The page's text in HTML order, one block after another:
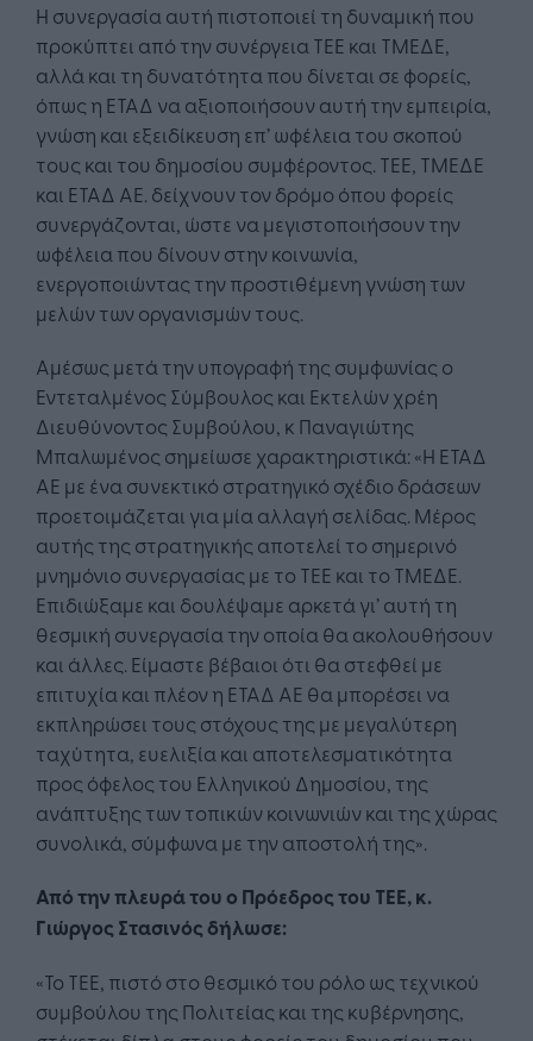
Η συνεργασία αυτή πιστοποιεί τη δυναμική που
προκύπτει από την συνέργεια ΤΕΕ και ΤΜΕΔΕ,
αλλά και τη δυνατότητα που δίνεται σε φορείς,
όπως η ΕΤΑΔ να αξιοποιήσουν αυτή την εμπειρία,
γνώση και εξειδίκευση επ’ ωφέλεια του σκοπού
τους και του δημοσίου συμφέροντος. ΤΕΕ, ΤΜΕΔΕ
και ΕΤΑΔ ΑΕ. δείχνουν τον δρόμο όπου φορείς
συνεργάζονται, ώστε να μεγιστοποιήσουν την
ωφέλεια που δίνουν στην κοινωνία,
ενεργοποιώντας την προστιθέμενη γνώση των
μελών των οργανισμών τους.
Αμέσως μετά την υπογραφή της συμφωνίας ο
Εντεταλμένος Σύμβουλος και Εκτελών χρέη
Διευθύνοντος Συμβούλου, κ Παναγιώτης
Μπαλωμένος σημείωσε χαρακτηριστικά: «Η ΕΤΑΔ
ΑΕ με ένα συνεκτικό στρατηγικό σχέδιο δράσεων
προετοιμάζεται για μία αλλαγή σελίδας. Μέρος
αυτής της στρατηγικής αποτελεί το σημερινό
μνημόνιο συνεργασίας με το ΤΕΕ και το ΤΜΕΔΕ.
Επιδιώξαμε και δουλέψαμε αρκετά γι’ αυτή τη
θεσμική συνεργασία την οποία θα ακολουθήσουν
και άλλες. Είμαστε βέβαιοι ότι θα στεφθεί με
επιτυχία και πλέον η ΕΤΑΔ ΑΕ θα μπορέσει να
εκπληρώσει τους στόχους της με μεγαλύτερη
ταχύτητα, ευελιξία και αποτελεσματικότητα
προς όφελος του Ελληνικού Δημοσίου, της
ανάπτυξης των τοπικών κοινωνιών και της χώρας
συνολικά, σύμφωνα με την αποστολή της».
Από την πλευρά του ο Πρόεδρος του ΤΕΕ, κ.
Γιώργος Στασινός δήλωσε:
«Το ΤΕΕ, πιστό στο θεσμικό του ρόλο ως τεχνικού
συμβούλου της Πολιτείας και της κυβέρνησης,